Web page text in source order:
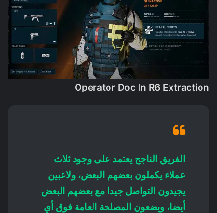
Operator Doc In R6 Extraction
الفريق الناجح يعتمد على وجود ثلاث
عملاء يكملون بعضهم البعض، ولاعبين
يجيدون التواصل جيدا مع بعضهم البعض
أيضا، ويضعون المصلحة العامة فوق أي